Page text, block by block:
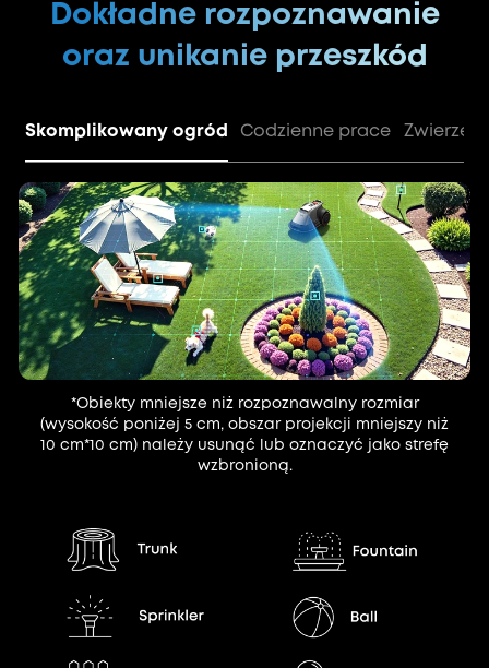
Dokładne rozpoznawanie
oraz unikanie przeszkód
Skomplikowany ogród Codzienne prace
*Obiekty mniejsze niż rozpoznawalny rozmiar
(wysokość poniżej 5 cm, obszar projekcji mniejszy niż
10 cm*10 cm) należy usunąć lub oznaczyć jako strefę
wzbronioną.